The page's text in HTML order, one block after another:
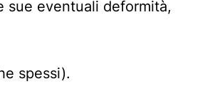
sue eventuali deformità,
spessi).